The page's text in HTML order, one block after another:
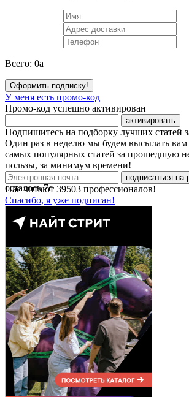
Всего: 0a
Оформить подписку!
У меня есть промо-код
Промо-код успешно активирован
активировать
Подпишитесь на подборку лучших статей
Один раз в неделю мы будем высылать вам
самых популярных статей за прошедшую
пользы, за минимум времени!
подписаться на
Нас читают 39503 профессионалов!
Спасибо, я уже подписан!
осталось7с